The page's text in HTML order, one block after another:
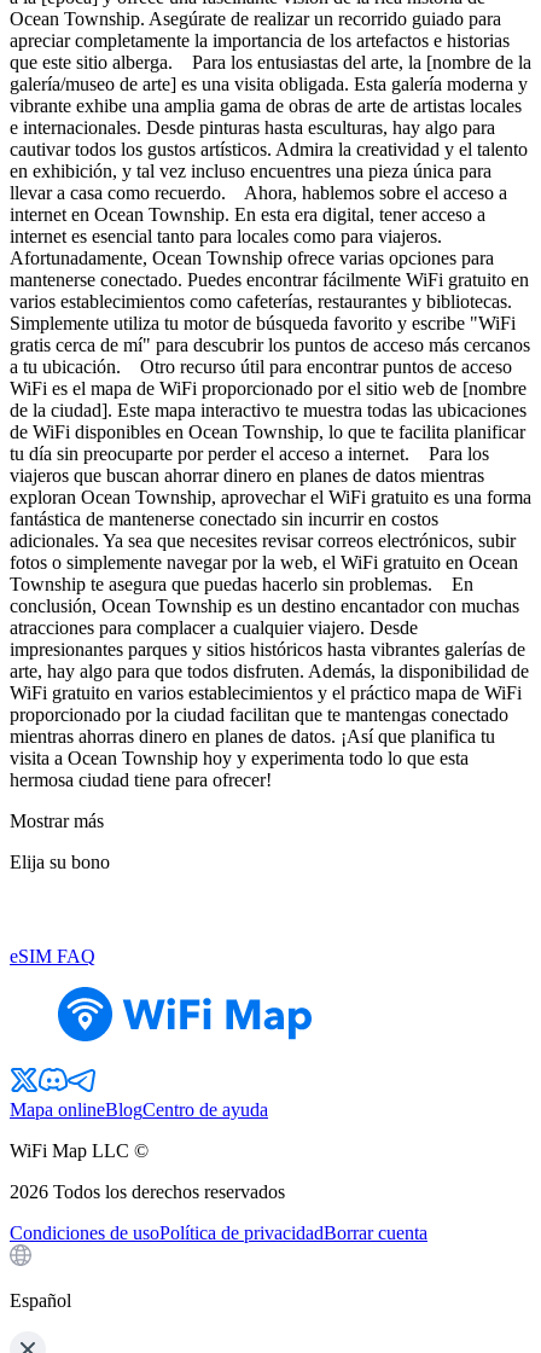
Ocean Township. Asegúrate de realizar un recorrido guiado para
apreciar completamente la importancia de los artefactos e historias
que este sitio alberga. Para los entusiastas del arte, la [nombre de la
galería/museo de arte] es una visita obligada. Esta galería moderna y
vibrante exhibe una amplia gama de obras de arte de artistas locales
e internacionales. Desde pinturas hasta esculturas, hay algo para
cautivar todos los gustos artísticos. Admira la creatividad y el talento
en exhibición, y tal vez incluso encuentres una pieza única para
llevar a casa como recuerdo. Ahora, hablemos sobre el acceso a
internet en Ocean Township. En esta era digital, tener acceso a
internet es esencial tanto para locales como para viajeros.
Afortunadamente, Ocean Township ofrece varias opciones para
mantenerse conectado. Puedes encontrar fácilmente WiFi gratuito en
varios establecimientos como cafeterías, restaurantes y bibliotecas.
Simplemente utiliza tu motor de búsqueda favorito y escribe "WiFi
gratis cerca de mí" para descubrir los puntos de acceso más cercanos
a tu ubicación. Otro recurso útil para encontrar puntos de acceso
WiFi es el mapa de WiFi proporcionado por el sitio web de [nombre
de la ciudad]. Este mapa interactivo te muestra todas las ubicaciones
de WiFi disponibles en Ocean Township, lo que te facilita planificar
tu día sin preocuparte por perder el acceso a internet. Para los
viajeros que buscan ahorrar dinero en planes de datos mientras
exploran Ocean Township, aprovechar el WiFi gratuito es una forma
fantástica de mantenerse conectado sin incurrir en costos
adicionales. Ya sea que necesites revisar correos electrónicos, subir
fotos o simplemente navegar por la web, el WiFi gratuito en Ocean
Township te asegura que puedas hacerlo sin problemas. En
conclusión, Ocean Township es un destino encantador con muchas
atracciones para complacer a cualquier viajero. Desde
impresionantes parques y sitios históricos hasta vibrantes galerías de
arte, hay algo para que todos disfruten. Además, la disponibilidad de
WiFi gratuito en varios establecimientos y el práctico mapa de WiFi
proporcionado por la ciudad facilitan que te mantengas conectado
mientras ahorras dinero en planes de datos. ¡Así que planifica tu
visita a Ocean Township hoy y experimenta todo lo que esta
hermosa ciudad tiene para ofrecer!
Mostrar más
Elija su bono
eSIM FAQ
Mapa onlineBlogCentro de ayuda
WiFi Map LLC ©
2026 Todos los derechos reservados
Condiciones de usoPolítica de privacidadBorrar cuenta
Español